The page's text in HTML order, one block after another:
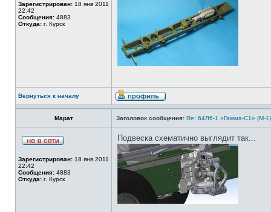
Зарегистрирован: 18 янв 2011
22:42
Сообщения: 4883
Откуда: г. Курск
Вернуться к началу
Марат Заголовок сообщения: Re: 64Л6-1 «Гамма-С1» (М-
Зарегистрирован: 18 янв 2011
22:42
Сообщения: 4883
Откуда: г. Курск
Подвеска схематично выглядит так...